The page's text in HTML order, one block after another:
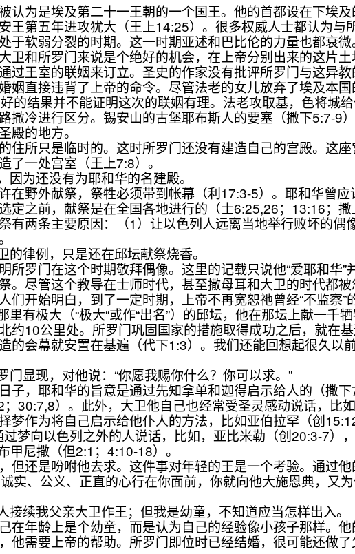
为是埃及第二十一王朝的一个国王。他的首都设在下埃
王第五年进攻犹大（王上14:25）。很多权威人士都认为与
软弱分裂的时期。这一时期亚述和巴比伦的力量也都衰
卫和所罗门来说是个绝好的机会，在上帝分别出来的这片土
王室的联姻来订立。圣史的作家没有批评所罗门与这异
姻直接违背了上帝的命令。尽管法老的女儿放弃了埃及本
的结果并不能证明这次的联姻有理。法老攻取基，色将城
冷进行区分。锡安山的古堡耶布斯人的要塞（撒下5:7-9
殿的地方。
所只是临时的。这时所罗门还没有建造自己的宫殿。这
了一处宫室（王上7:8）。
为还没有为耶和华的名建殿。
野外献祭，祭牲必须带到帐幕（利17:3-5）。耶和华曾应
定之前，献祭是在全国各地进行的（士6:25,26；13:16；
有两条主要原因：（1）让以色列人远离当地举行败坏的
律例，只是还在邱坛献祭烧香。
罗门在这个时期敬拜偶像。这里的记载只说他“爱耶和华”
。尽管这个教导在士师时代，甚至撒母耳和大卫的时代都
开始明白，到了一定时期，上帝不再宽恕祂曾经“不监察”
有极大（“极大“或作“出名”）的邱坛，他在那坛上献一千牺
10公里处。所罗门巩固国家的措施取得成功之后，就在
的会幕就安置在基遍（代下1:3）。我们还能回想起很久以
显现，对他说：“你愿我赐你什么？你可以求。”
，耶和华的旨意是通过先知拿单和迦得启示给人的（撒
30:7,8）。此外，大卫他自己也经常受圣灵感动说话，比
梦作为将自己启示给他仆人的方法，比如亚伯拉罕（创
梦向以色列之外的人说话，比如，亚比米勒（创20:3-7）
尼撒（但2:1；4:10-18）。
还是吩咐他去求。这件事对年轻的王是一个考验。通过他
实、公义、正直的心行在你面前，你就向他大施恩典，又
续我父亲大卫作王；但我是幼童，不知道应当怎样出入。
年龄上是个幼童，而是认为自己的经验像小孩子那样。他
他需要上帝的帮助。所罗门即位时已经结婚，很可能还做